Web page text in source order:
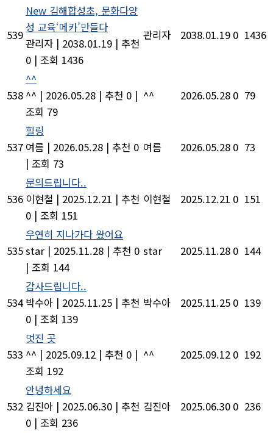
539
New 김해합성초, 문화다양
성 교육‘메카’만들다
관리자 | 2038.01.19 | 추천
0 | 조회 1436
관리자 2038.01.19 0 1436
538
^^
^^ | 2026.05.28 | 추천 0 |
조회 79
^^ 2026.05.28 0 79
537
힐링
여름 | 2026.05.28 | 추천 0
| 조회 73
여름 2026.05.28 0 73
536
문의드립니다..
이현철 | 2025.12.21 | 추천
0 | 조회 151
이현철 2025.12.21 0 151
535
우연히 지나가다 왔어요
star | 2025.11.28 | 추천 0
| 조회 144
star 2025.11.28 0 144
534
감사드립니다..
박수아 | 2025.11.25 | 추천
0 | 조회 139
박수아 2025.11.25 0 139
533
멋진 곳
^^ | 2025.09.12 | 추천 0 |
조회 192
^^ 2025.09.12 0 192
532
안녕하세요
김진아 | 2025.06.30 | 추천
0 | 조회 236
김진아 2025.06.30 0 236